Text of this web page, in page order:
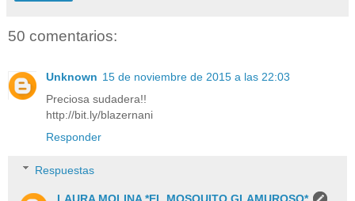
50 comentarios:
Unknown 15 de noviembre de 2015 a las 22:03
Preciosa sudadera!!
http://bit.ly/blazernani
Responder
Respuestas
LAURA MOLINA *EL MOSQUITO GLAMUROSO*